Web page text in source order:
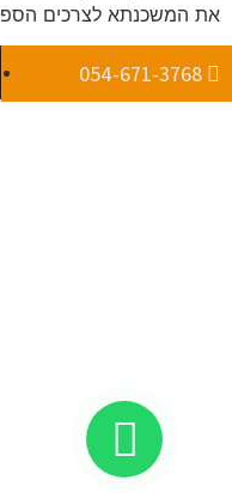
את המשכנתא לצרכים
054-671-3768